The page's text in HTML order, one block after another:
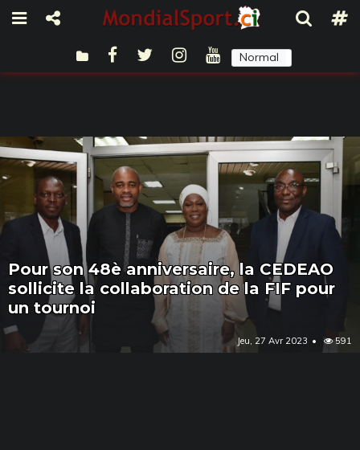
Normal
Pour son 48è anniversaire, la CEDEAO
sollicite la collaboration de la FIF pour
un tournoi
Jeu, 27 Avr 2023 591